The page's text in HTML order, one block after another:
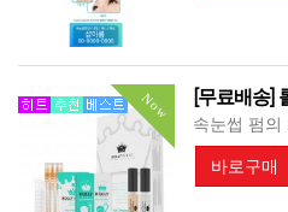
Now [무료배송]
속눈썹 펌의
바로구매